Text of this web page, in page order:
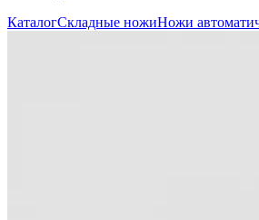
КаталогСкладные ножиНожи